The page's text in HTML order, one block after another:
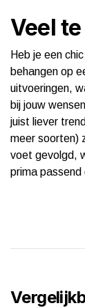
Veel
Heb je een
behangen op
uitvoeringen,
bij jouw
juist liever
meer soorten)
voet gevolgd,
prima passend